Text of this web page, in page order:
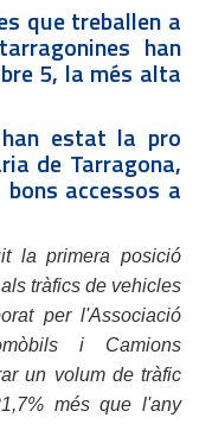
que treballen a
han
5, la més alta
estat la pro
de Tarragona,
accessos a
la primera posició
tràfics de vehicles
per l'Associació
i Camions
un volum de tràfic
més que l'any